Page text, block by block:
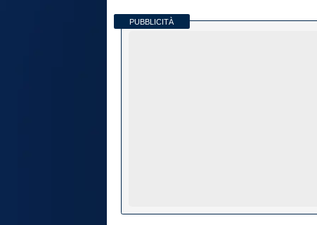
PUBBLICITÀ